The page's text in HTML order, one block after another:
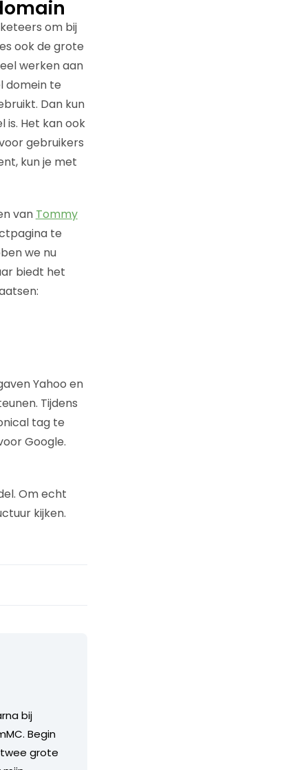
om bij
ook de grote
werken aan
domein te
Dan kun
is. Het kan ook
gebruikers
kun je met
van Tommy
te
we nu
biedt het
Yahoo en
Tijdens
tag te
Google.
Om echt
kijken.
bij
Begin
twee grote